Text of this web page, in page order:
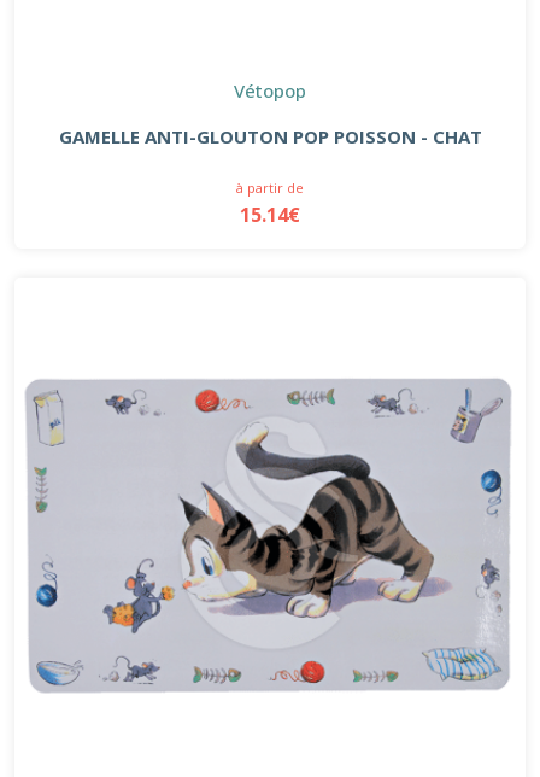
Vétopop
GAMELLE ANTI-GLOUTON POP POISSON - CHAT
à partir de
15.14€